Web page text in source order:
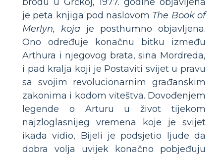
je peta knjiga pod naslovom The Book of
Merlyn, koja je posthumno objavljena.
Ono određuje konačnu bitku između
Arthura i njegovog brata, sina Mordreda,
i pad kralja koji je Postaviti svijet u pravu
sa svojim revolucionarnim građanskim
zakonima i kodom viteštva. Dovođenjem
legende o Arturu u život tijekom
najzloglasnijeg vremena koje je svijet
ikada vidio, Bijeli je podsjetio ljude da
dobra volja uvijek konačno pobjeđuju